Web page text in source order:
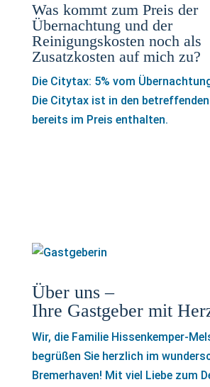
Was kommt zum Preis der
Übernachtung und der
Reinigungskosten noch als
Zusatzkosten auf mich zu?
Die Citytax: 5% vom
Die Citytax ist in den
bereits im Preis enthalten.
Über uns –
Ihre Gastgeber mit
Wir, die Familie Hissenkemper-
begrüßen Sie herzlich im
Bremerhaven! Mit viel Liebe zum